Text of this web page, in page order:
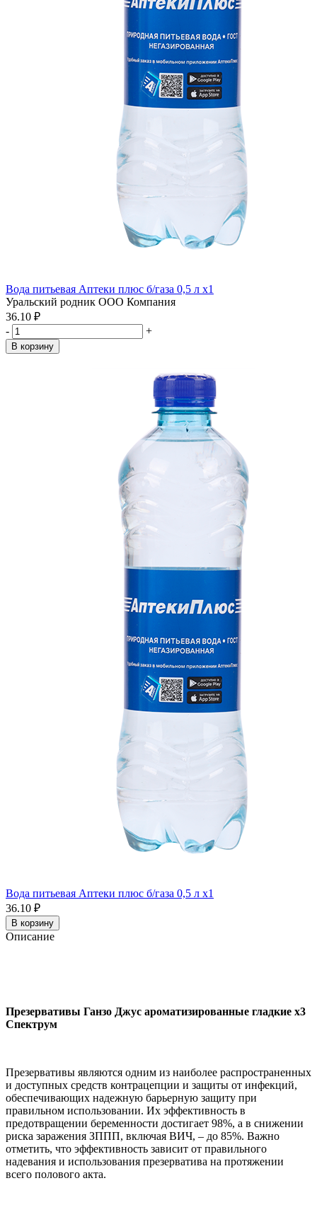
Вода питьевая Аптеки плюс б/газа 0,5 л x1
Уральский родник ООО Компания
36.10 ₽
-
+
В корзину
Вода питьевая Аптеки плюс б/газа 0,5 л x1
36.10 ₽
В корзину
Описание
Презервативы Ганзо Джус ароматизированные гладкие x3
Спектрум
Презервативы являются одним из наиболее распространенных
и доступных средств контрацепции и защиты от инфекций,
обеспечивающих надежную барьерную защиту при
правильном использовании. Их эффективность в
предотвращении беременности достигает 98%, а в снижении
риска заражения ЗППП, включая ВИЧ, – до 85%. Важно
отметить, что эффективность зависит от правильного
надевания и использования презерватива на протяжении
всего полового акта.